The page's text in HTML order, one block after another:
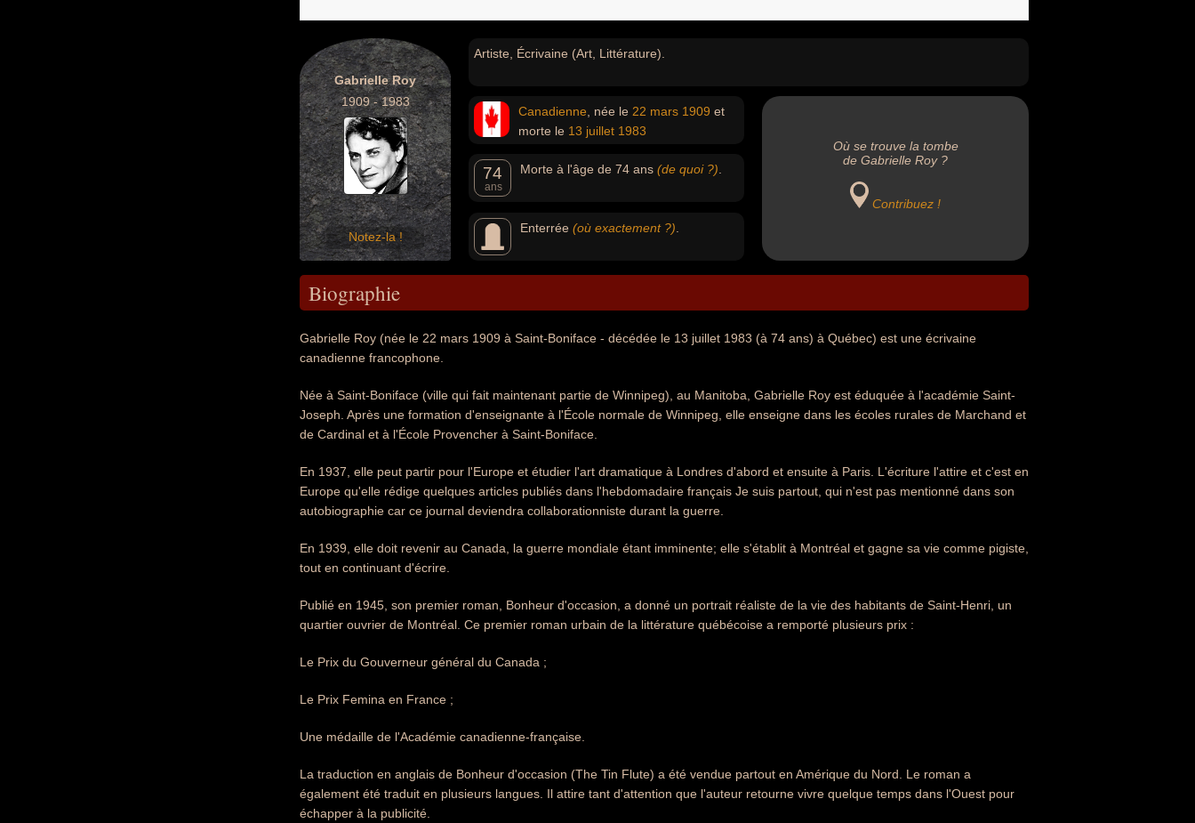
Gabrielle Roy
1909 - 1983
Notez-la !
Artiste, Écrivaine (Art, Littérature).
Canadienne , née le 22 mars 1909 et
morte le 13 juillet 1983
74
ans
Morte à l'âge de 74 ans (de quoi ?)
Enterrée (où exactement ?)
Où se trouve la tombe
de Gabrielle Roy ?
Contribuez !
Biographie
Gabrielle Roy (née le 22 mars 1909 à Saint-Boniface - décédée le 13 juillet 1983 (à 74 ans) à Québec) est une écrivaine
canadienne francophone.
Née à Saint-Boniface (ville qui fait maintenant partie de Winnipeg), au Manitoba, Gabrielle Roy est éduquée à l'académie Saint-
Joseph. Après une formation d'enseignante à l'École normale de Winnipeg, elle enseigne dans les écoles rurales de Marchand et
de Cardinal et à l'École Provencher à Saint-Boniface.
En 1937, elle peut partir pour l'Europe et étudier l'art dramatique à Londres d'abord et ensuite à Paris. L'écriture l'attire et c'est en
Europe qu'elle rédige quelques articles publiés dans l'hebdomadaire français Je suis partout, qui n'est pas mentionné dans son
autobiographie car ce journal deviendra collaborationniste durant la guerre.
En 1939, elle doit revenir au Canada, la guerre mondiale étant imminente; elle s'établit à Montréal et gagne sa vie comme pigiste,
tout en continuant d'écrire.
Publié en 1945, son premier roman, Bonheur d'occasion, a donné un portrait réaliste de la vie des habitants de Saint-Henri, un
quartier ouvrier de Montréal. Ce premier roman urbain de la littérature québécoise a remporté plusieurs prix :
Le Prix du Gouverneur général du Canada ;
Le Prix Femina en France ;
Une médaille de l'Académie canadienne-française.
La traduction en anglais de Bonheur d'occasion (The Tin Flute) a été vendue partout en Amérique du Nord. Le roman a
également été traduit en plusieurs langues. Il attire tant d'attention que l'auteur retourne vivre quelque temps dans l'Ouest pour
échapper à la publicité.